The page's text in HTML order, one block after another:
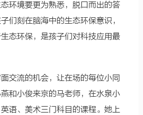
环境要更为熟悉，脱口而出的答
们刻在脑海中的生态环保意识，
态环保，是孩子们对科技应用最
交流的机会，让在场的每位小同
和小俊来京的马老师，在水泉小
语、美术三门科目的课程。她上